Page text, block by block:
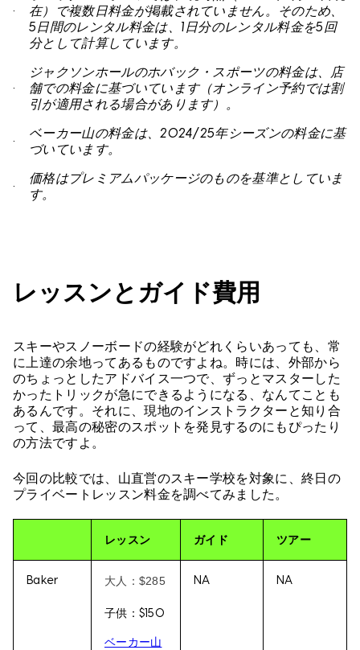
在）で複数日料金が掲載されていません。そのため、
5日間のレンタル料金は、1日分のレンタル料金を5回
分として計算しています。
ジャクソンホールのホバック・スポーツの料金は、店
舗での料金に基づいています（オンライン予約では割
引が適用される場合があります）。
ベーカー山の料金は、2024/25年シーズンの料金に基
づいています。
価格はプレミアムパッケージのものを基準としていま
す。
レッスンとガイド費用
スキーやスノーボードの経験がどれくらいあっても、常
に上達の余地ってあるものですよね。時には、外部から
のちょっとしたアドバイス一つで、ずっとマスターした
かったトリックが急にできるようになる、なんてことも
あるんです。それに、現地のインストラクターと知り合
って、最高の秘密のスポットを発見するのにもぴったり
の方法ですよ。
今回の比較では、山直営のスキー学校を対象に、終日の
プライベートレッスン料金を調べてみました。
レッスン ガイド ツアー
Baker 大人：$285
子供：$150
ベーカー山
NA NA